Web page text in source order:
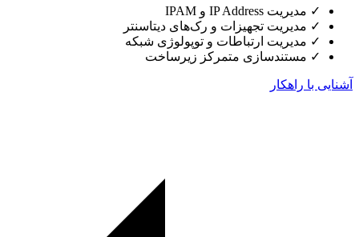
✓ مدیریت IP Address و IPAM
✓ مدیریت تجهیزات و رک‌های دیتاسنتر
✓ مدیریت ارتباطات و توپولوژی شبکه
✓ مستندسازی متمرکز زیرساخت
آشنایی با راهکار